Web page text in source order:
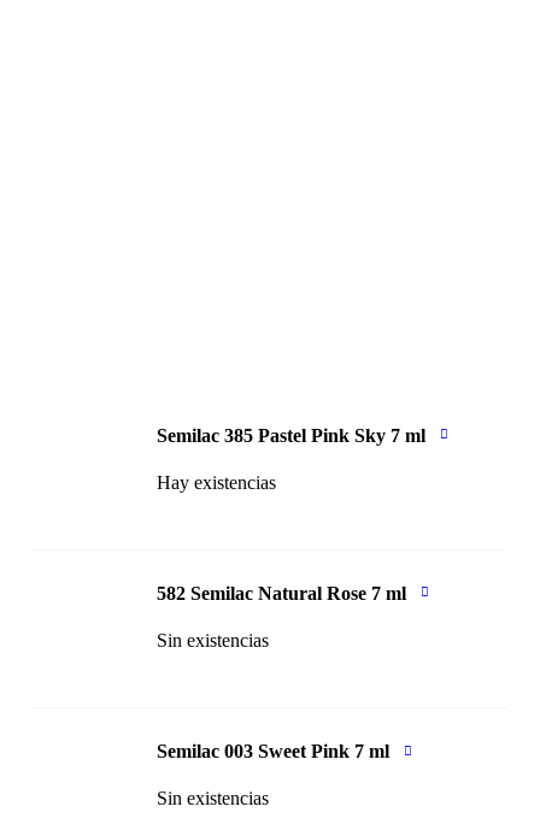
Semilac 385 Pastel Pink Sky 7 ml
Hay existencias
582 Semilac Natural Rose 7 ml
Sin existencias
Semilac 003 Sweet Pink 7 ml
Sin existencias